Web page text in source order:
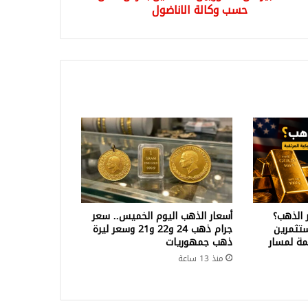
حسب وكالة الاناضول
الذهب؟
لمسار
أسعار الذهب اليوم الخميس.. سعر
جرام ذهب 24 و22 و21 وسعر ليرة
ذهب جمهوريات
منذ 13 ساعة